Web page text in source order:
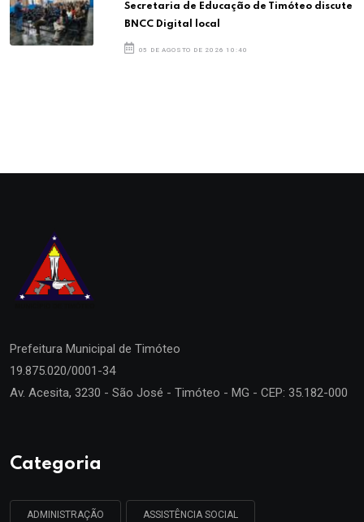
Secretaria de Educação de Timóteo discute
BNCC Digital local
05 DE AGOSTO DE 2026 10:40
Prefeitura Municipal de Timóteo
19.875.020/0001-34
Av. Acesita, 3230 - São José - Timóteo - MG - CEP: 35.182-000
Categoria
ADMINISTRAÇÃO ASSISTÊNCIA SOCIAL